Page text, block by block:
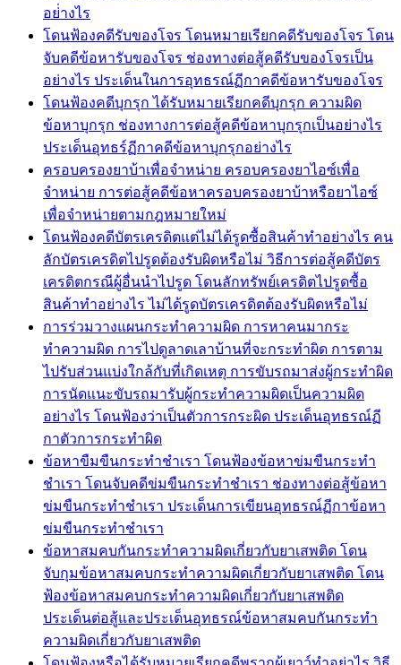
อย่่างไร
โดนฟ้องคดีรับของโจร โดนหมายเรียกคดีรับของโจร โดน
จับคดีข้อหารับของโจร ช่องทางต่อสู้คดีรับของโจรเป็น
อย่างไร ประเด็นในการอุทธรณ์ฏีกาคดีข้อหารับของโจร
โดนฟ้องคดีบุกรุก ได้รับหมายเรียกคดีบุกรุก ความผิด
ข้อหาบุกรุก ช่องทางการต่อสู้คดีข้อหาบุกรุกเป็นอย่างไร
ประเด็นอุทธร์ฏีกาคดีข้อหาบุกรุกอย่างไร
ครอบครองยาบ้าเพื่อจำหน่าย ครอบครองยาไอซ์เพื่อ
จำหน่าย การต่อสู้คดีข้อหาครอบครองยาบ้าหรือยาไอซ์
เพื่อจำหน่ายตามกฎหมายใหม่
โดนฟ้องคดีบัตรเครดิตแต่ไม่ได้รูดซื้อสินค้าทำอย่างไร คน
ลักบัตรเครดิตไปรูดต้องรับผิดหรือไม่ วิธีการต่อสู้คดีบัตร
เครดิตกรณีผู้อื่นนำไปรูด โดนลักทรัพย์เครดิตไปรูดซื้อ
สินค้าทำอย่างไร ไม่ได้รูดบัตรเครดิตต้องรับผิดหรือไม่
การร่วมวางแผนกระทำความผิด การหาคนมากระ
ทำความผิด การไปดูลาดเลาบ้านที่จะกระทำผิด การตาม
ไปรับส่วนแบ่งใกล้กับที่เกิดเหตุ การขับรถมาส่งผู้กระทำผิด
การนัดแนะขับรถมารับผู้กระทำความผิดเป็นความผิด
อย่างไร โดนฟ้องว่าเป็นตัวการกระผิด ประเด็นอุทธรณ์ฏี
กาตัวการกระทำผิด
ข้อหาขืมขืนกระทำชำเรา โดนฟ้องข้อหาข่มขืนกระทำ
ชำเรา โดนจับคดีข่มขืนกระทำชำเรา ช่องทางต่อสู้ข้อหา
ข่มขืนกระทำชำเรา ประเด็นการเขียนอุทธรณ์ฏีกาข้อหา
ข่มขืนกระทำชำเรา
ข้อหาสมคบกันกระทำความผิดเกี่ยวกับยาเสพติด โดน
จับกุมข้อหาสมคบกระทำความผิดเกี่ยวกับยาเสพติด โดน
ฟ้องข้อหาสมคบกระทำความผิดเกี่ยวกับยาเสพติด
ประเด็นต่อสู้และประเด็นอุทธรณ์ข้อหาสมคบกันกระทำ
ความผิดเกี่ยวกับยาเสพติด